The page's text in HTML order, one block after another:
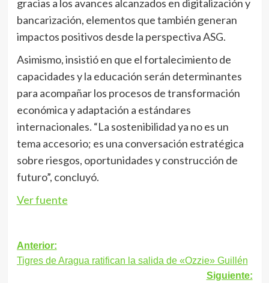
gracias a los avances alcanzados en digitalización y
bancarización, elementos que también generan
impactos positivos desde la perspectiva ASG.
Asimismo, insistió en que el fortalecimiento de
capacidades y la educación serán determinantes
para acompañar los procesos de transformación
económica y adaptación a estándares
internacionales. “La sostenibilidad ya no es un
tema accesorio; es una conversación estratégica
sobre riesgos, oportunidades y construcción de
futuro”, concluyó.
Ver fuente
Navegación
de
Anterior:
Tigres de Aragua ratifican la salida de «Ozzie» Guillén
Siguiente: